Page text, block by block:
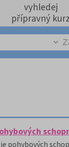
vyhledej
přípravný kurz
pohybových